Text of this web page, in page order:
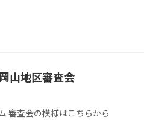
山地区審査会
審査会の模様はこちらから